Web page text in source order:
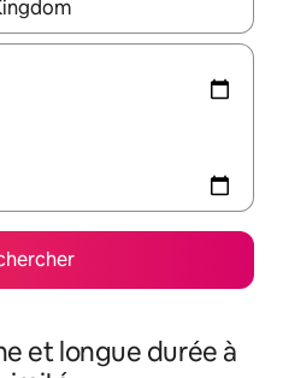
utilisez les flèches vers le
et longue durée à